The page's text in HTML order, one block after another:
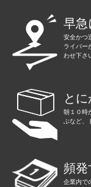
早急
安全かつ
ライバー
わせ下さ
と
朝１０時
ぶなど、
頻発
企業内で